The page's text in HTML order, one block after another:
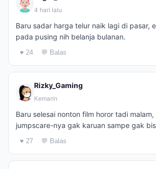
4 hari lalu
Baru sadar harga telur naik lagi di pasar,
pada pusing nih belanja bulanan.
♥ 24 💬 Balas
Rizky_Gaming
Kemarin
Baru selesai nonton film horor tadi
jumpscare-nya gak karuan sampe gak
♥ 27 💬 Balas